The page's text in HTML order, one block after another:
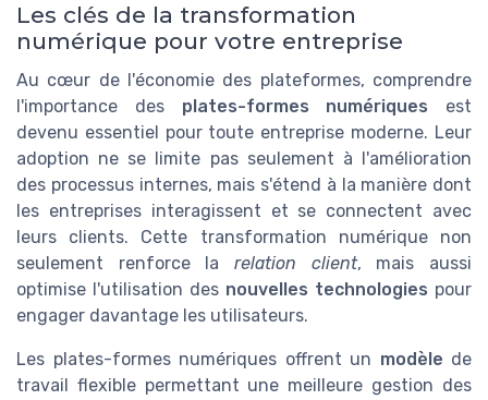
Les clés de la transformation
numérique pour votre entreprise
Au cœur de l'économie des plateformes, comprendre
l'importance des plates-formes numériques est
devenu essentiel pour toute entreprise moderne. Leur
adoption ne se limite pas seulement à l'amélioration
des processus internes, mais s'étend à la manière dont
les entreprises interagissent et se connectent avec
leurs clients. Cette transformation numérique non
seulement renforce la relation client, mais aussi
optimise l'utilisation des nouvelles technologies pour
engager davantage les utilisateurs.
Les plates-formes numériques offrent un modèle de
travail flexible permettant une meilleure gestion des